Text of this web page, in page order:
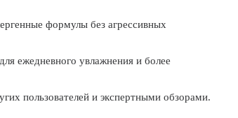
формулы без агрессивных
ежедневного увлажнения и более
пользователей и экспертными обзорами.